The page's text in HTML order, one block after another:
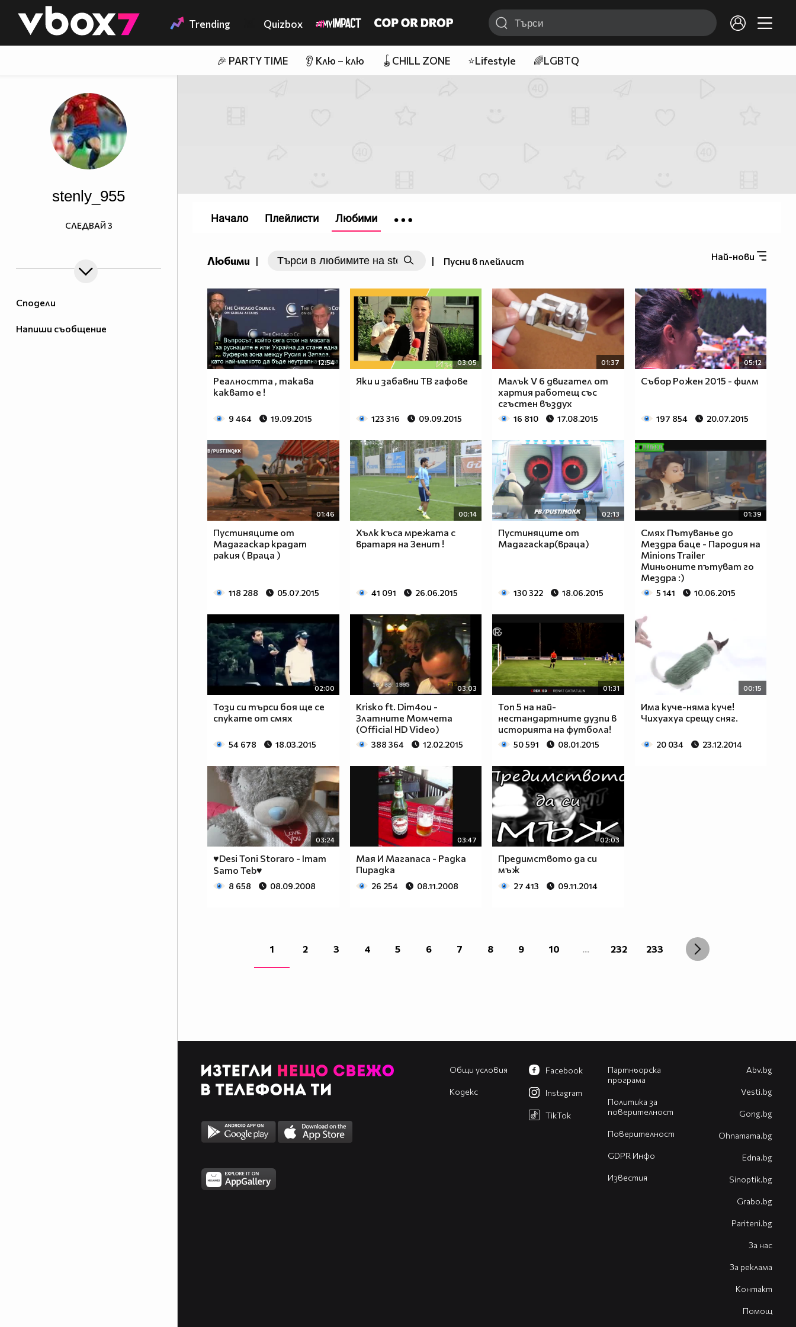
👾 Trending Quizbox
🎉 PARTY TIME 👂 Клю – клю 🪀CHILL ZONE ⭐Lifestyle 🌈LGBTQ
Сподели
Напиши съобщение
stenly_955
СЛЕДВАЙ 3
Любими | | Пусни в плейлист Най-нови
12:54
Реалността , такава
каквато е !
9 464 19.09.2015
03:05
Яки и забавни ТВ гафове
123 316 09.09.2015
01:37
Малък V 6 двигател от
хартия работещ със
сгъстен въздух
16 810 17.08.2015
05:12
Събор Рожен 2015 - филм
197 854 20.07.2015
01:46
Пустиняците от
Мадагаскар крадат
ракия ( Враца )
118 288 05.07.2015
00:14
Хълк къса мрежата с
вратаря на Зенит !
41 091 26.06.2015
02:13
Пустиняците от
Мадагаскар(враца)
130 322 18.06.2015
01:39
Смях Пътуванье до
Мездра баце - Пародия на
Minions Trailer
Миньоните пътуват го
Мездра :)
5 141 10.06.2015
02:00
Този си търси боя ще се
спукате от смях
54 678 18.03.2015
03:03
Krisko ft. Dim4ou -
Златните Момчета
(Official HD Video)
388 364 12.02.2015
01:31
Топ 5 на най-
нестандартните дузпи в
историята на футбола!
50 591 08.01.2015
00:15
Има куче-няма куче!
Чихуахуа срещу сняг.
20 034 23.12.2014
03:24
♥Desi Toni Storaro - Imam
Samo Teb♥
8 658 08.09.2008
03:47
Мая И Магапаса - Радка
Пирадка
26 254 08.11.2008
02:03
Предимството да си
мъж
27 413 09.11.2014
1 2 3 4 5 6 7 8 9 10 ... 232 233
Начало Плейлисти Любими
Общи условия
Кодекс
Партньорска
програма
Политика за
поверителност
Поверителност
GDPR Инфо
Известия
Facebook
Instagram
TikTok
Abv.bg
Vesti.bg
Gong.bg
Оhnamama.bg
Edna.bg
Sinoptik.bg
Grabo.bg
Pariteni.bg
За нас
За реклама
Контакт
Помощ